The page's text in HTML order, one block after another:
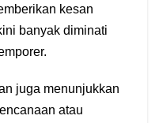
kesan
banyak diminati
juga menunjukkan
atau